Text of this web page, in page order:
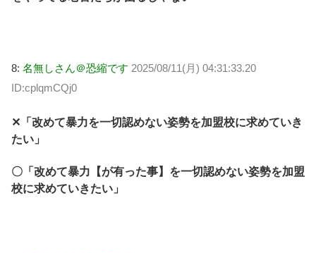
8: 名無しさん＠恐縮です 2025/08/11(月) 04:31:33.20
ID:cplqmCQj0
✕「改めて暴力を一切認めない姿勢を加盟校に求めていき
たい」
〇「改めて暴力【が有った事】を一切認めない姿勢を加盟
校に求めていきたい」